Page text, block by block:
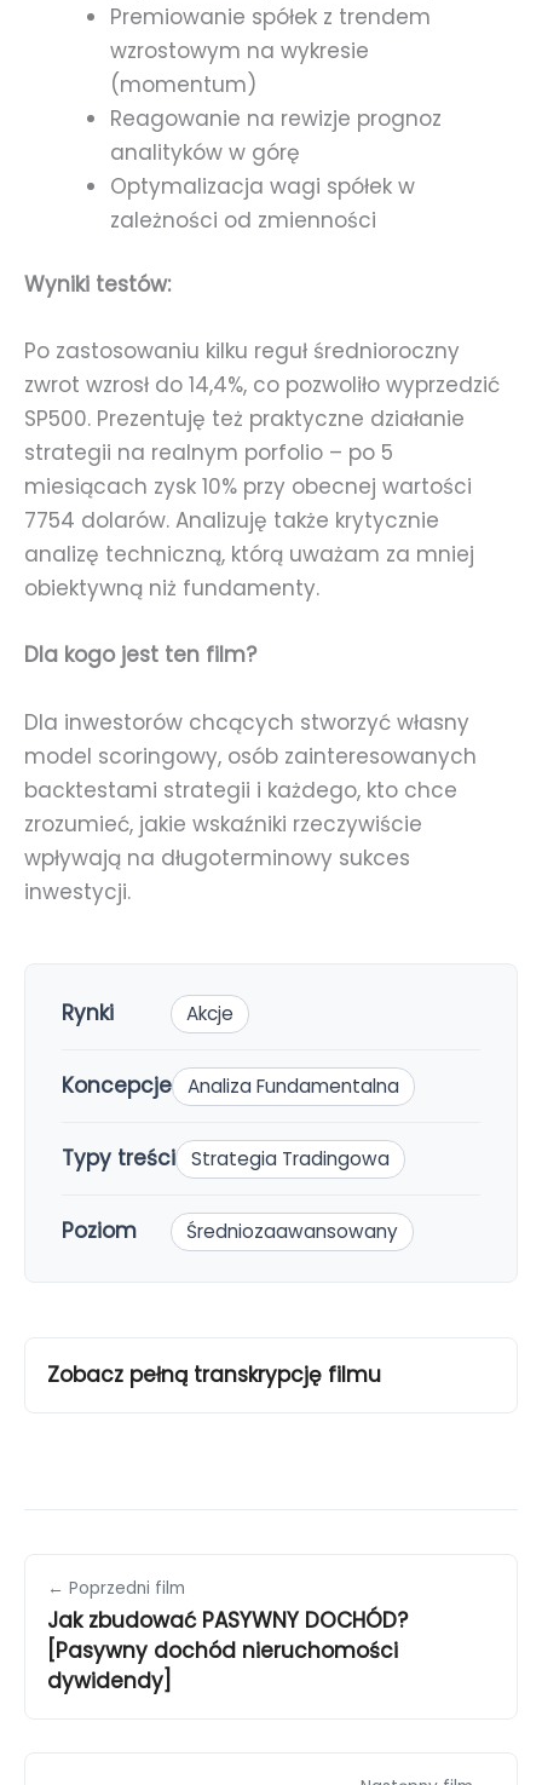
Premiowanie spółek z trendem
wzrostowym na wykresie
(momentum)
Reagowanie na rewizje prognoz
analityków w górę
Optymalizacja wagi spółek w
zależności od zmienności
Wyniki testów:
Po zastosowaniu kilku reguł średnioroczny
zwrot wzrosł do 14,4%, co pozwoliło wyprzedzić
SP500. Prezentuję też praktyczne działanie
strategii na realnym porfolio – po 5
miesiącach zysk 10% przy obecnej wartości
7754 dolarów. Analizuję także krytycznie
analizę techniczną, którą uważam za mniej
obiektywną niż fundamenty.
Dla kogo jest ten film?
Dla inwestorów chcących stworzyć własny
model scoringowy, osób zainteresowanych
backtestami strategii i każdego, kto chce
zrozumieć, jakie wskaźniki rzeczywiście
wpływają na długoterminowy sukces
inwestycji.
Rynki Akcje
Koncepcje Analiza Fundamentalna
Typy treści Strategia Tradingowa
Poziom Średniozaawansowany
Zobacz pełną transkrypcję filmu
← Poprzedni film
Jak zbudować PASYWNY DOCHÓD?
[Pasywny dochód nieruchomości
dywidendy]